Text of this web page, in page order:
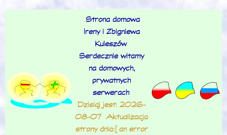
Strona domowa
Ireny i Zbigniewa
Kuleszów
Serdecznie witamy
na domowych,
prywatnych
serwerach
Dzisiaj jest: 2026-
08-07 Aktualizacja
strony dnia: [an error